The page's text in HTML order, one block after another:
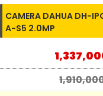
CAMERA DAHUA DH-
A-S5 2.0MP